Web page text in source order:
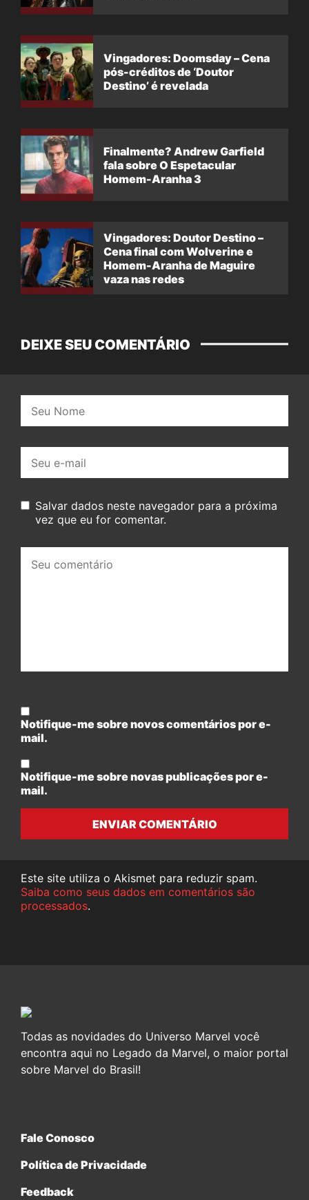
Vingadores: Doomsday – Cena
pós-créditos de ‘Doutor
Destino’ é revelada
Finalmente? Andrew Garfield
fala sobre O Espetacular
Homem-Aranha 3
Vingadores: Doutor Destino –
Cena final com Wolverine e
Homem-Aranha de Maguire
vaza nas redes
DEIXE SEU COMENTÁRIO
mail:
Salvar dados neste navegador para a próxima
vez que eu for comentar.
comentário:
Notifique-me sobre novos comentários por e-
mail.
Notifique-me sobre novas publicações por e-
mail.
ENVIAR COMENTÁRIO
Este site utiliza o Akismet para reduzir spam.
Saiba como seus dados em comentários são
processados.
Todas as novidades do Universo Marvel você
encontra aqui no Legado da Marvel, o maior portal
sobre Marvel do Brasil!
Fale Conosco
Política de Privacidade
Feedback